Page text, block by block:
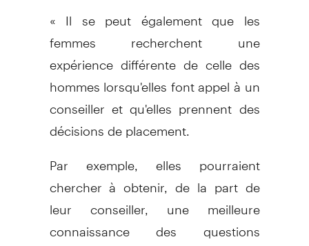
« Il se peut également que les
femmes recherchent une
expérience différente de celle des
hommes lorsqu'elles font appel à un
conseiller et qu'elles prennent des
décisions de placement.
Par exemple, elles pourraient
chercher à obtenir, de la part de
leur conseiller, une meilleure
connaissance des questions